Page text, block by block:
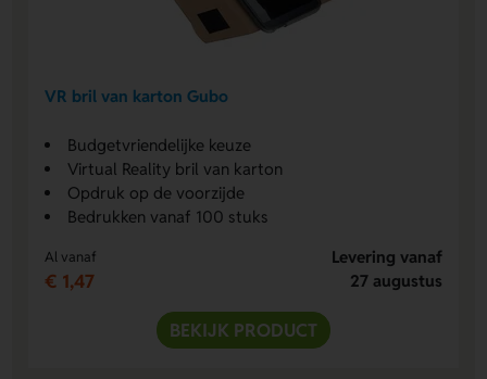
VR bril van karton Gubo
Budgetvriendelijke keuze
Virtual Reality bril van karton
Opdruk op de voorzijde
Bedrukken vanaf 100 stuks
Al vanaf
€ 1,47
Levering vanaf
27 augustus
BEKIJK PRODUCT